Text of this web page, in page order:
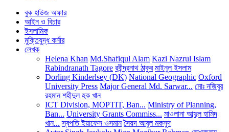
বুক হাউজ অফার
আইন ও বিচার
ইসলামিক
মুক্তিযুদ্ধ কর্নার
লেখক
Helena Khan Md.Shafiqul Alam Kazi Nazrul Islam
Rabindranath Tagore রবীন্দ্রনাথ ঠাকুর মাইনুল ইসলাম
Dorling Kinderlsey (DK) National Geographic Oxford
University Press Major General Md. Sarwar... মোঃ নজিবুর
রহমান শহীদুল হক খান
ICT Division, MOPTIT, Ban... Ministry of Planning,
Ban... University Grants Commiss... মাওলানা আব্দুল হামিদ
খান... স্বপতি ইয়াফেস ওসমান সৈয়দ আবুল মকসুদ